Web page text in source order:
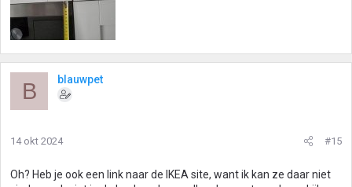
B blauwpet
14 okt 2024 #15
Oh? Heb je ook een link naar de IKEA site, want ik kan ze daar niet